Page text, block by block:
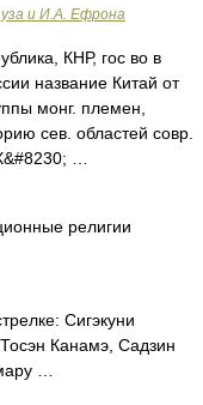
и И.А. Ефрона
КНР, гос во в
название Китай от
монг. племен,
сев. областей совр.
…
религии
Сигэкуни
Канамэ, Садзин
…